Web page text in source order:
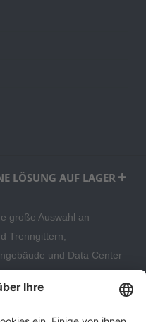
LÖSUNG AUF LAGER
große Auswahl an
Trenngittern,
und Data Center
für die sichere